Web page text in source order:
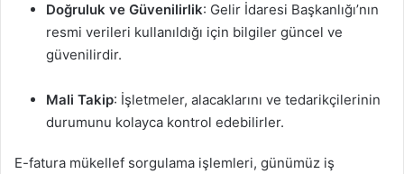
Doğruluk ve Güvenilirlik: Gelir İdaresi Başkanlığı’nın
resmi verileri kullanıldığı için bilgiler güncel ve
güvenilirdir.
Mali Takip: İşletmeler, alacaklarını ve tedarikçilerinin
durumunu kolayca kontrol edebilirler.
E-fatura mükellef sorgulama işlemleri, günümüz iş